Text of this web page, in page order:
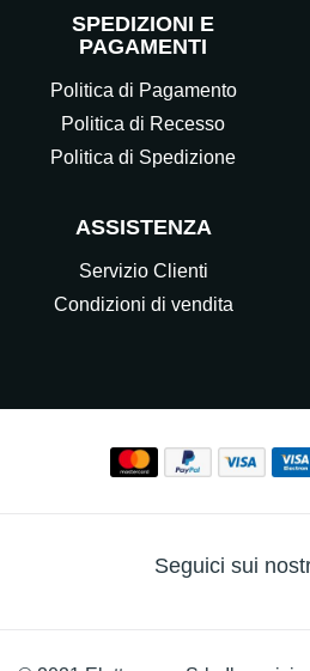
SPEDIZIONI E
PAGAMENTI
Politica di Pagamento
Politica di Recesso
Politica di Spedizione
ASSISTENZA
Servizio Clienti
Condizioni di vendita
Seguici sui